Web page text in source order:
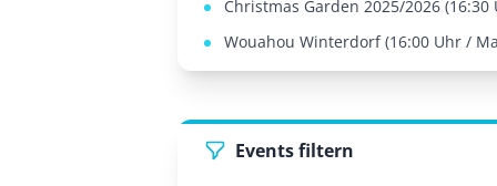
Christmas Garden 2025/2026
Wouahou Winterdorf (16:00 Uhr /
Events filtern